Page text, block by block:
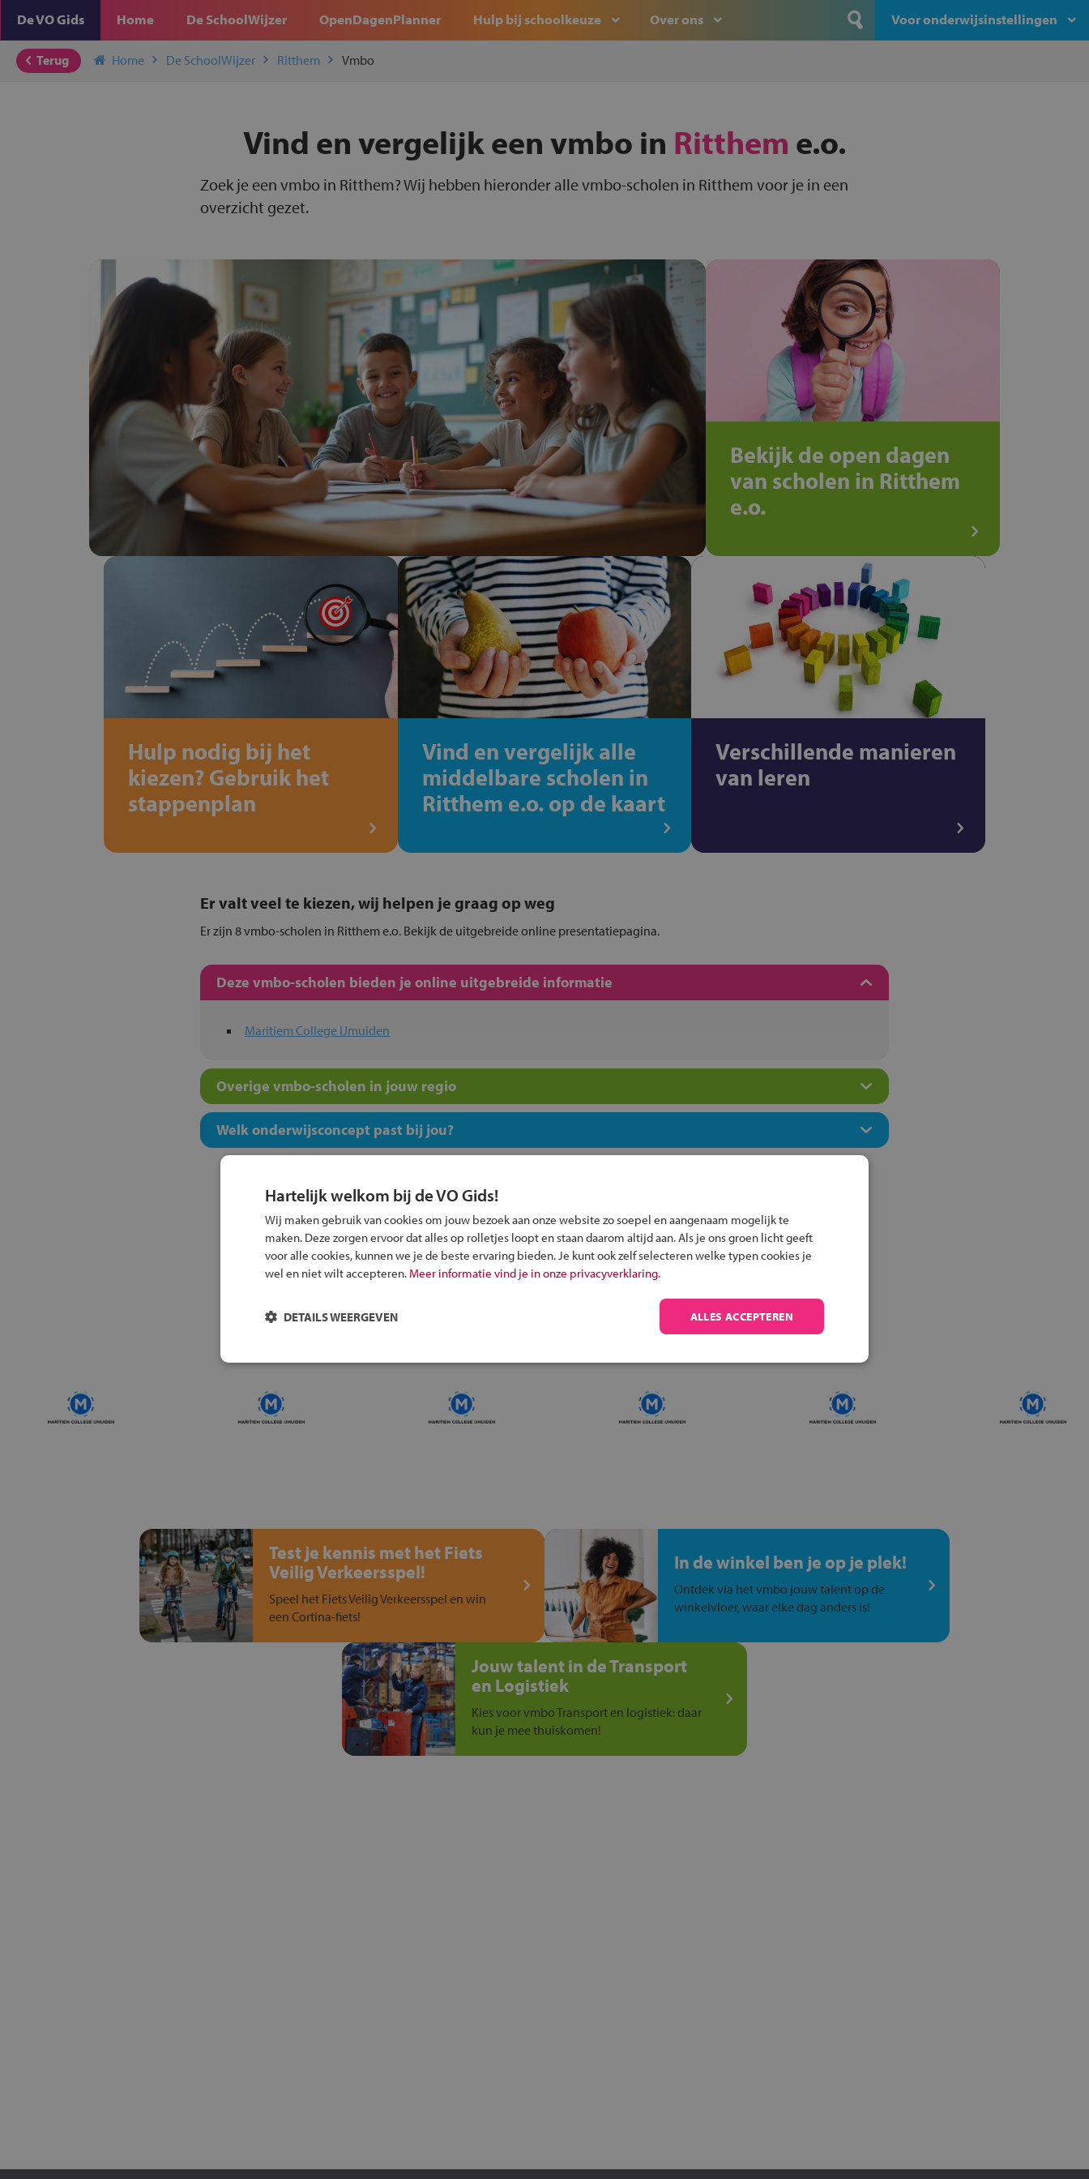
De VO Gids Home De SchoolWijzer OpenDagenPlanner Hulp bij schoolkeuze Over ons Voor onderwijsinstellingen
Terug Home De SchoolWijzer Ritthem Vmbo
Vind en vergelijk een vmbo in Ritthem e.o.
Zoek je een vmbo in Ritthem? Wij hebben hieronder alle vmbo-scholen in Ritthem voor je in een
overzicht gezet.
Bekijk de open dagen
van scholen in Ritthem
e.o.
Hulp nodig bij het
kiezen? Gebruik het
stappenplan
Vind en vergelijk alle
middelbare scholen in
Ritthem e.o. op de kaart
Verschillende manieren
van leren
Er valt veel te kiezen, wij helpen je graag op weg
Er zijn 8 vmbo-scholen in Ritthem e.o. Bekijk de uitgebreide online presentatiepagina.
Deze vmbo-scholen bieden je online uitgebreide informatie
Maritiem College IJmuiden
Overige vmbo-scholen in jouw regio
Welk onderwijsconcept past bij jou?
Inschrijven?
Alle informatie om je kind aan te melden bij
Test je kennis met het Fiets
Veilig Verkeersspel!
Speel het Fiets Veilig Verkeersspel en win
een Cortina-fiets!
In de winkel ben je op je plek!
Ontdek via het vmbo jouw talent op de
winkelvloer, waar elke dag anders is!
Jouw talent in de Transport
en Logistiek
Kies voor vmbo Transport en logistiek: daar
kun je mee thuiskomen!
Hartelijk welkom bij de VO Gids!
Wij maken gebruik van cookies om jouw bezoek aan onze website zo soepel en aangenaam mogelijk te
maken. Deze zorgen ervoor dat alles op rolletjes loopt en staan daarom altijd aan. Als je ons groen licht geeft
voor alle cookies, kunnen we je de beste ervaring bieden. Je kunt ook zelf selecteren welke typen cookies je
wel en niet wilt accepteren. Meer informatie vind je in onze privacyverklaring.
ALLES ACCEPTEREN
DETAILS WEERGEVEN